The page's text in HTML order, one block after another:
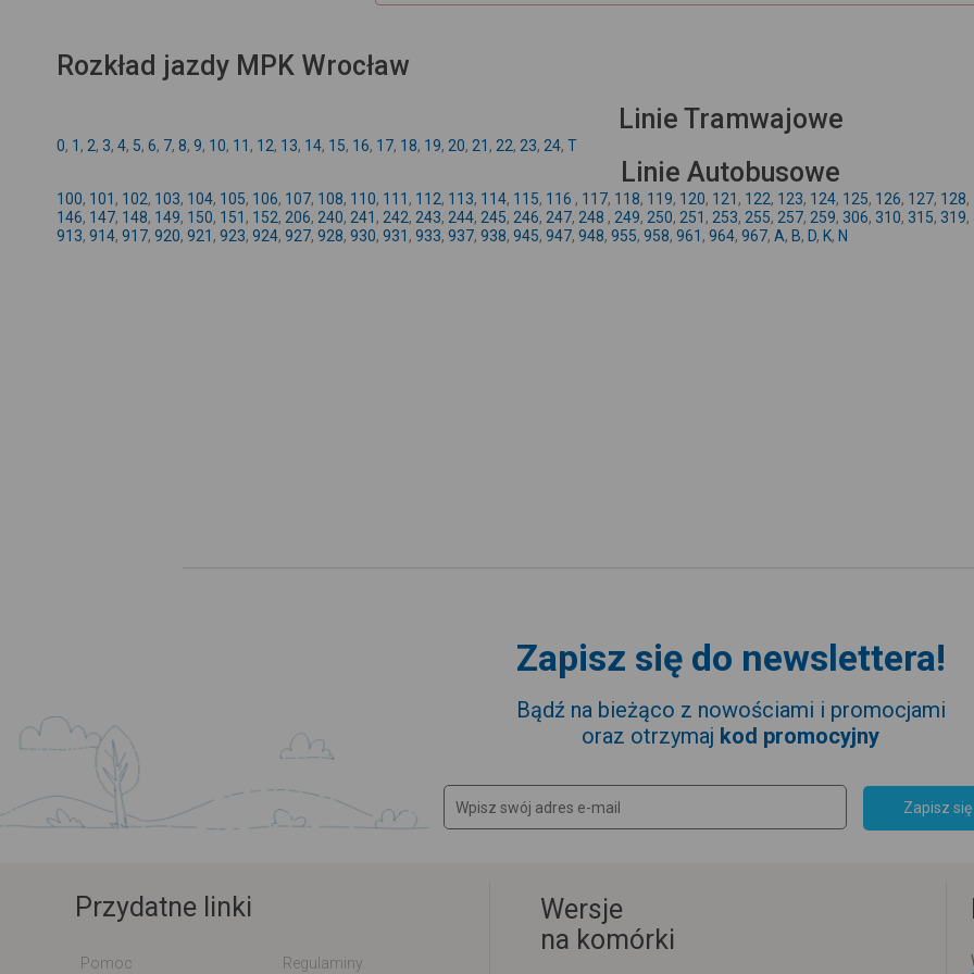
Rozkład jazdy MPK Wrocław
Linie Tramwajowe
0, 1 , 2, 3, 4, 5, 6, 7, 8, 9, 10, 11 , 12, 13, 14, 15, 16, 17, 18, 19, 20, 21 , 22, 23, 24, T
Linie Autobusowe
100, 101 , 102, 103, 104, 105, 106, 107, 108, 110, 111 , 112, 113, 114, 115, 116 , 117, 118, 119, 120, 121 , 122, 123, 124, 125, 126, 127, 128,
146, 147, 148, 149, 150, 151 , 152, 206, 240, 241 , 242, 243, 244, 245, 246, 247, 248 , 249, 250, 251 , 253, 255, 257, 259, 306, 310, 315, 319,
913, 914, 917, 920, 921 , 923, 924, 927, 928, 930, 931 , 933, 937, 938, 945, 947, 948, 955, 958, 961 , 964, 967, A, B, D, K, N
Zapisz się do newslettera!
Bądź na bieżąco z nowościami i promocjami
oraz otrzymaj kod promocyjny
Zapisz się
Przydatne linki
Pomoc Regulaminy
Wersje
na komórki